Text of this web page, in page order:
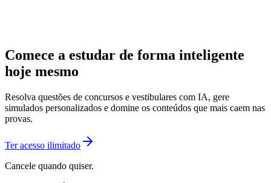
Comece a estudar de forma inteligente
hoje mesmo
Resolva questões de concursos e vestibulares com IA, gere
simulados personalizados e domine os conteúdos que mais caem nas
provas.
Ter acesso ilimitado
Cancele quando quiser.